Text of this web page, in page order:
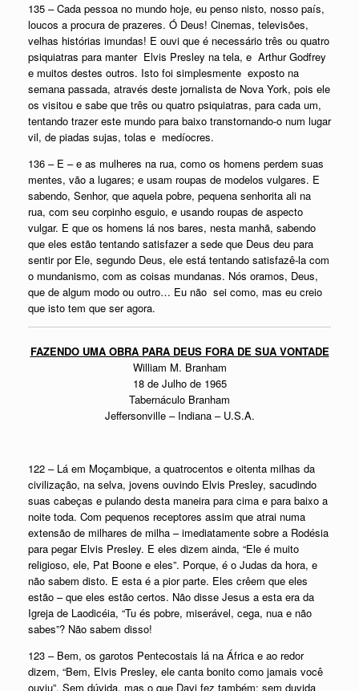
135 – Cada pessoa no mundo hoje, eu penso nisto, nosso país,
loucos a procura de prazeres. Ó Deus! Cinemas, televisões,
velhas histórias imundas! E ouvi que é necessário três ou quatro
psiquiatras para manter Elvis Presley na tela, e Arthur Godfrey
e muitos destes outros. Isto foi simplesmente exposto na
semana passada, através deste jornalista de Nova York, pois ele
os visitou e sabe que três ou quatro psiquiatras, para cada um,
tentando trazer este mundo para baixo transtornando-o num lugar
vil, de piadas sujas, tolas e medíocres.
136 – E – e as mulheres na rua, como os homens perdem suas
mentes, vão a lugares; e usam roupas de modelos vulgares. E
sabendo, Senhor, que aquela pobre, pequena senhorita ali na
rua, com seu corpinho esguio, e usando roupas de aspecto
vulgar. E que os homens lá nos bares, nesta manhã, sabendo
que eles estão tentando satisfazer a sede que Deus deu para
sentir por Ele, segundo Deus, ele está tentando satisfazê-la com
o mundanismo, com as coisas mundanas. Nós oramos, Deus,
que de algum modo ou outro… Eu não sei como, mas eu creio
que isto tem que ser agora.
FAZENDO UMA OBRA PARA DEUS FORA DE SUA VONTADE
William M. Branham
18 de Julho de 1965
Tabernáculo Branham
Jeffersonville – Indiana – U.S.A.
122 – Lá em Moçambique, a quatrocentos e oitenta milhas da
civilização, na selva, jovens ouvindo Elvis Presley, sacudindo
suas cabeças e pulando desta maneira para cima e para baixo a
noite toda. Com pequenos receptores assim que atrai numa
extensão de milhares de milha – imediatamente sobre a Rodésia
para pegar Elvis Presley. E eles dizem ainda, “Ele é muito
religioso, ele, Pat Boone e eles”. Porque, é o Judas da hora, e
não sabem disto. E esta é a pior parte. Eles crêem que eles
estão – que eles estão certos. Não disse Jesus a esta era da
Igreja de Laodicéia, “Tu és pobre, miserável, cega, nua e não
sabes”? Não sabem disso!
123 – Bem, os garotos Pentecostais lá na África e ao redor
dizem, “Bem, Elvis Presley, ele canta bonito como jamais você
ouviu”. Sem dúvida, mas o que Davi fez também; sem duvida